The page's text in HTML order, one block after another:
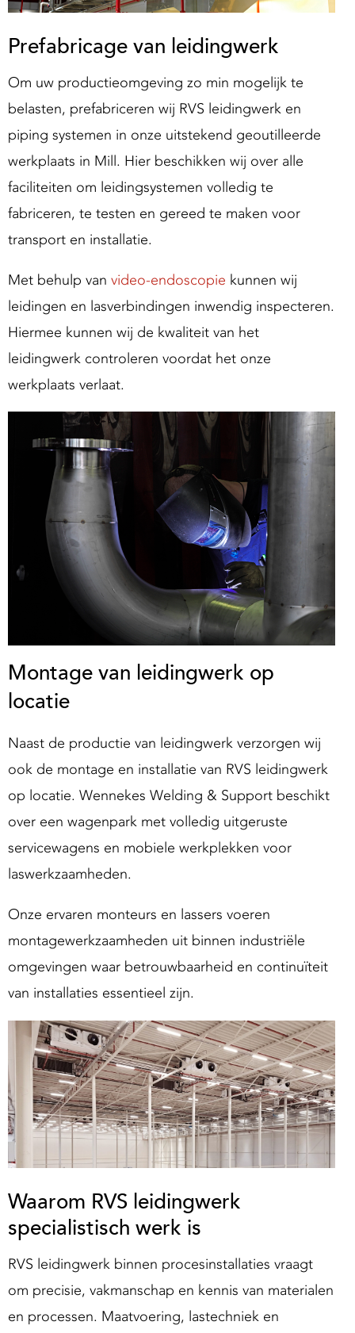
Prefabricage van leidingwerk
Om uw productieomgeving zo min mogelijk te
belasten, prefabriceren wij RVS leidingwerk en
piping systemen in onze uitstekend geoutilleerde
werkplaats in Mill. Hier beschikken wij over alle
faciliteiten om leidingsystemen volledig te
fabriceren, te testen en gereed te maken voor
transport en installatie.
Met behulp van video-endoscopie kunnen wij
leidingen en lasverbindingen inwendig inspecteren.
Hiermee kunnen wij de kwaliteit van het
leidingwerk controleren voordat het onze
werkplaats verlaat.
Montage van leidingwerk op
locatie
Naast de productie van leidingwerk verzorgen wij
ook de montage en installatie van RVS leidingwerk
op locatie. Wennekes Welding & Support beschikt
over een wagenpark met volledig uitgeruste
servicewagens en mobiele werkplekken voor
laswerkzaamheden.
Onze ervaren monteurs en lassers voeren
montagewerkzaamheden uit binnen industriële
omgevingen waar betrouwbaarheid en continuïteit
van installaties essentieel zijn.
Waarom RVS leidingwerk
specialistisch werk is
RVS leidingwerk binnen procesinstallaties vraagt
om precisie, vakmanschap en kennis van materialen
en processen. Maatvoering, lastechniek en